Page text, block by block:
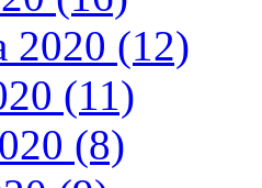
2020 (12)
(11)
(8)